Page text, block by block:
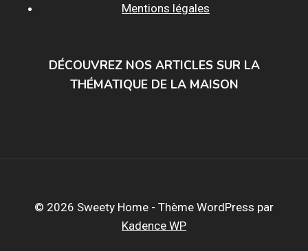
Mentions légales
DÉCOUVREZ NOS ARTICLES SUR LA
THÉMATIQUE DE LA MAISON
© 2026 Sweety Home - Thème WordPress par
Kadence WP